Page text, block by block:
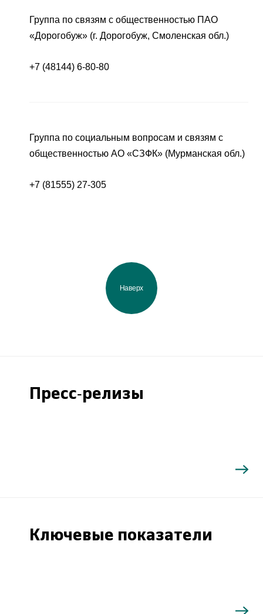
Группа по связям с общественностью ПАО
«Дорогобуж» (г. Дорогобуж, Смоленская обл.)
+7 (48144) 6-80-80
Группа по социальным вопросам и связям с
общественностью АО «СЗФК» (Мурманская обл.)
+7 (81555) 27-305
Наверх
Пресс-релизы
Ключевые показатели